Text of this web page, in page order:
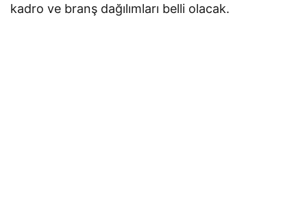
kadro ve branş dağılımları belli olacak.